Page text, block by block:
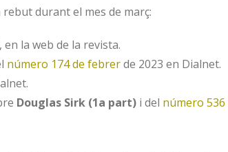
durant el mes de març:
en la web de la revista.
número 174 de febrerde 2023 en Dialnet.
Douglas Sirk (1a part) i del número